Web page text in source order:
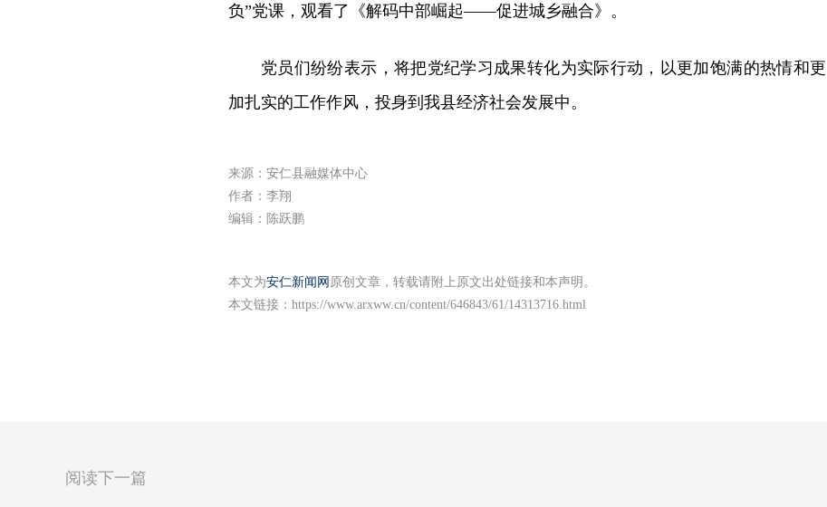
负”党课，观看了《解码中部崛起——促进城乡融合》。
党员们纷纷表示，将把党纪学习成果转化为实际行动，以更加饱满的热情和更
加扎实的工作作风，投身到我县经济社会发展中。
来源：安仁县融媒体中心
作者：李翔
编辑：陈跃鹏
本文为安仁新闻网 原创文章，转载请附上原文出处链接和本声明。
本文链接： https://www.arxww.cn/content/646843/61/14313716.html
阅读下一篇